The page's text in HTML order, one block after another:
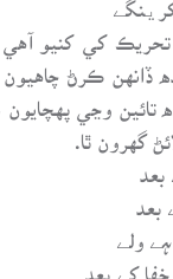
کي کنيو آهي
ڏانهن ڪرڻ
تائين وڃي
گهرون ٿا.
بعد
ولے
کے بعد